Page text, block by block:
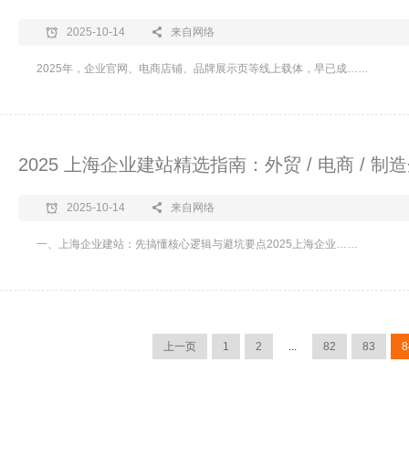
2025-10-14 来自网络
2025年，企业官网、电商店铺、品牌展示页等线上载体，早已成……
2025 上海企业建站精选指南：外贸 / 电商 / 制
2025-10-14 来自网络
一、上海企业建站：先搞懂核心逻辑与避坑要点​2025上海企业……
上一页 1 2 ... 82 83